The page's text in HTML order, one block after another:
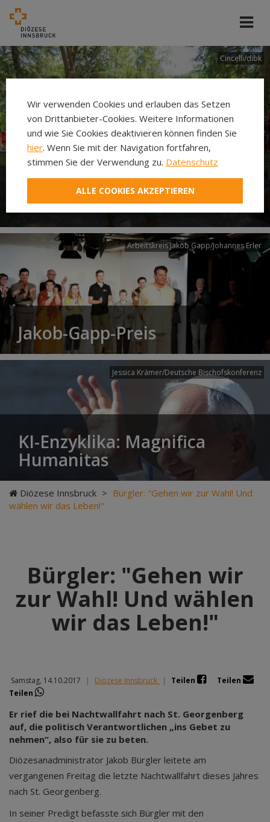
Cincelli/dibk
Neuer Pilgerweg Via
Laudato si’
Arbeitskreis Jakob Gapp/Johannes Erler
Jakob-Gapp-Preis
Jessica Krämer/Deutsche Bischofskonferenz
KI-Enzyklika: Magnifica
Humanitas
Diözese Innsbruck > Bürgler: "Gehen wir zur Wahl! Und
wählen wir das Leben!"
Bürgler: "Gehen wir
zur Wahl! Und wählen
wir das Leben!"
Samstag, 14.10.2017 | Diözese Innsbruck | Teilen
Teilen
Teilen
Er rief die bei Nachtwallfahrt nach St. Georgenberg
auf, die politisch Verantwortlichen „ins Gebet zu
nehmen“, also für sie zu beten.
Diözesanadministrator Jakob Bürgler leitete am
vergangenen Freitag die letzte Nachtwallfahrt dieses Jahres
nach St. Georgenberg.
In seiner Predigt befasste sich Bürgler mit den
Wir verwenden Cookies und erlauben das Setzen
von Drittanbieter-Cookies. Weitere Informationen
und wie Sie Cookies deaktivieren können finden Sie
hier. Wenn Sie mit der Navigation fortfahren,
stimmen Sie der Verwendung zu. Datenschutz
ALLE COOKIES AKZEPTIEREN